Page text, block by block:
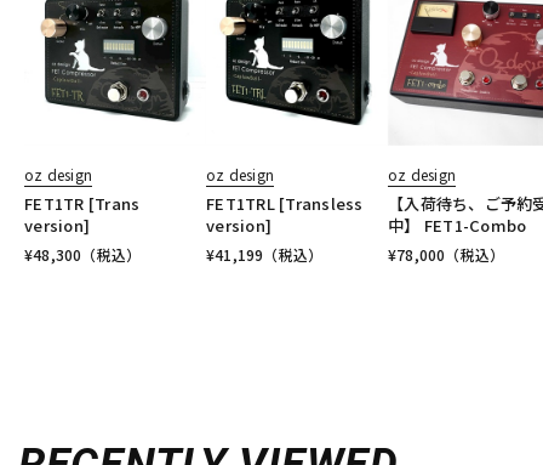
oz design
FET1TR [Trans
version]
¥48,300 （税込）
oz design
FET1TRL [Transless
version]
¥41,199 （税込）
oz design
【入荷待ち、ご予約
中】 FET1-Combo
¥78,000 （税込）